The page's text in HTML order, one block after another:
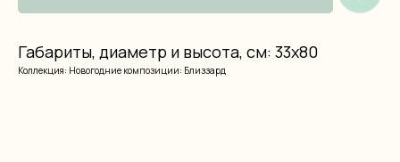
Габариты, диаметр и высота, см: 33x80
Коллекция: Новогодние композиции: Близзард